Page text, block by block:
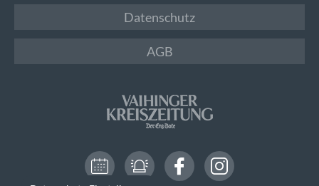
Datenschutz
AGB